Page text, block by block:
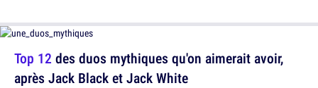
Top 12 des duos mythiques qu'on aimerait avoir,
après Jack Black et Jack White